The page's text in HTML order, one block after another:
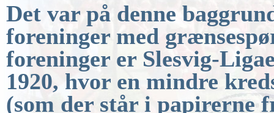
Det var på denne
foreninger med
foreninger er Slesvig-
1920, hvor en mindre
(som der står i papirerne